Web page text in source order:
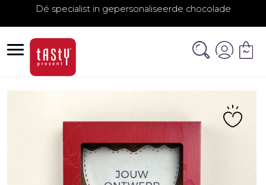
Dé specialist in gepersonaliseerde chocolade